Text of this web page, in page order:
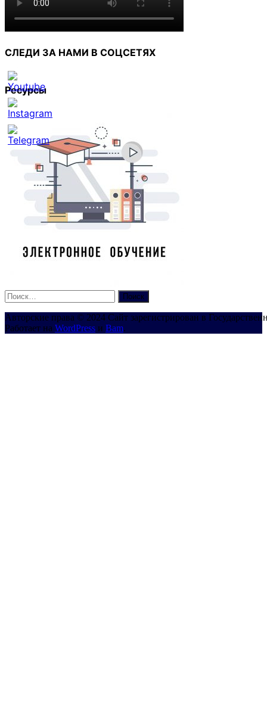
СЛЕДИ ЗА НАМИ В СОЦСЕТЯХ
Set
Youtube
Channel
Ресурсы
Найти:
Авторские права © 2024 Сайт зарегистрирован в
Работает на WordPress и Bam.